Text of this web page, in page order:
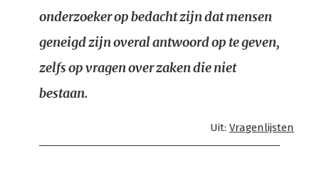
onderzoeker op bedacht zijn dat mensen
geneigd zijn overal antwoord op te geven,
zelfs op vragen over zaken die niet
bestaan.
Uit: Vragenlijsten